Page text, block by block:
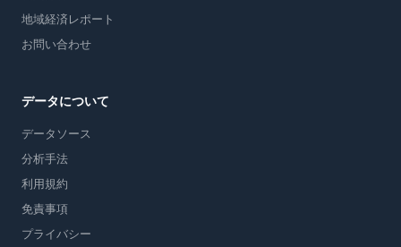
地域経済レポート
お問い合わせ
データについて
データソース
分析手法
利用規約
免責事項
プライバシー